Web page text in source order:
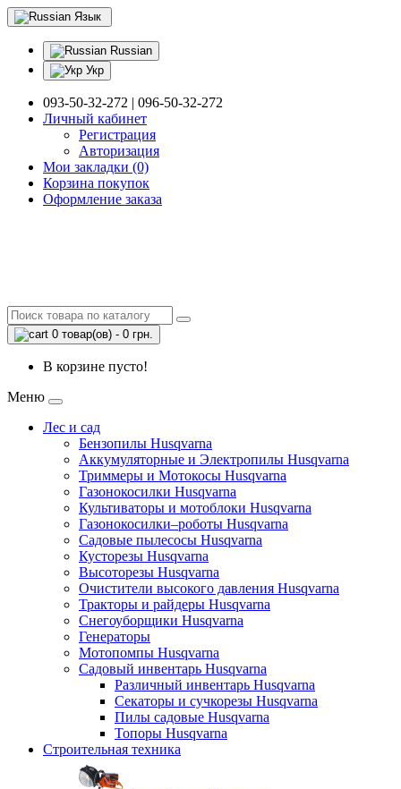
Язык
Russian
Укр
093-50-32-272 | 096-50-32-272
Личный кабинет
Регистрация
Авторизация
Мои закладки (0)
Корзина покупок
Оформление заказа
0 товар(ов) - 0 грн.
В корзине пусто!
Меню
Лес и сад
Бензопилы Husqvarna
Аккумуляторные и Электропилы Нusqvarna
Триммеры и Мотокосы Нusqvarna
Газонокосилки Husqvarna
Культиваторы и мотоблоки Husqvarna
Газонокосилки–роботы Husqvarna
Садовые пылесосы Husqvarna
Кусторезы Husqvarna
Высоторезы Husqvarna
Очистители высокого давления Husqvarna
Тракторы и райдеры Husqvarna
Снегоуборщики Husqvarna
Генераторы
Мотопомпы Husqvarna
Садовый инвентарь Husqvarna
Различный инвентарь Husqvarna
Секаторы и сучкорезы Husqvarna
Пилы садовые Husqvarna
Топоры Husqvarna
Строительная техника